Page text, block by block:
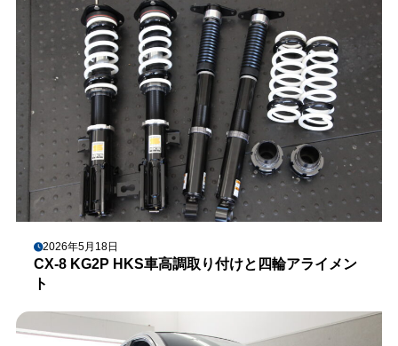
2026年5月18日
CX-8 KG2P HKS車高調取り付けと四輪アライメン
ト